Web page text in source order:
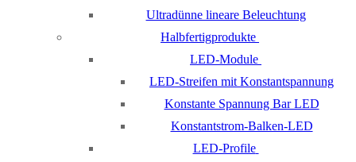
Ultradünne lineare Beleuchtung
Halbfertigprodukte
LED-Module
LED-Streifen mit Konstantspannung
Konstante Spannung Bar LED
Konstantstrom-Balken-LED
LED-Profile